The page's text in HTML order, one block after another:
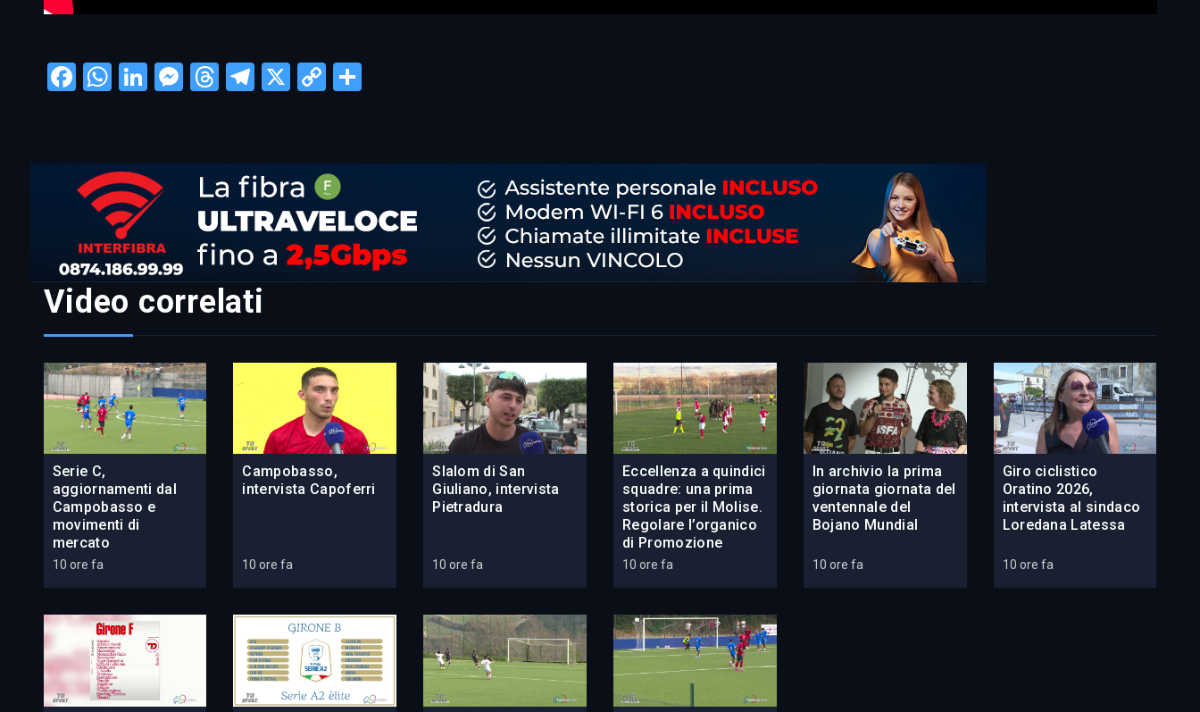
Facebook
WhatsApp
LinkedIn
Messenger
Threads
Telegram
X CopyCondividi
Video correlati
Serie C,
aggiornamenti dal
Campobasso e
movimenti di
mercato
10 ore fa
Campobasso,
intervista Capoferri
10 ore fa
Slalom di San
Giuliano, intervista
Pietradura
10 ore fa
Eccellenza a quindici
squadre: una prima
storica per il Molise.
Regolare l’organico
di Promozione
10 ore fa
In archivio la prima
giornata giornata del
ventennale del
Bojano Mundial
10 ore fa
Giro ciclistico
Oratino 2026,
intervista al sindaco
Loredana Latessa
10 ore fa